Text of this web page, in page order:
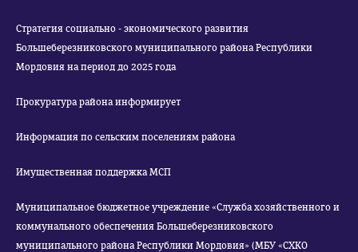
Стратегия социально - экономического развития
Большеберезниковского муниципального района Республики
Мордовия на период до 2025 года
Прокуратура района информирует
Информация по сельским поселениям района
Имущественная поддержка МСП
Муниципальное бюджетное учреждение «Служба хозяйственного и
коммунального обеспечения Большеберезниковского
муниципального района Республики Мордовия» (МБУ «СХКО